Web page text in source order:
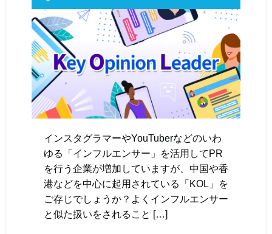
インスタグラマーやYouTuberなどのいわ
ゆる「インフルエンサー」を活用してPR
を行う企業が増加していますが、中国や香
港などを中心に起用されている「KOL」を
ご存じでしょうか？よくインフルエンサー
と似た扱いをされること […]